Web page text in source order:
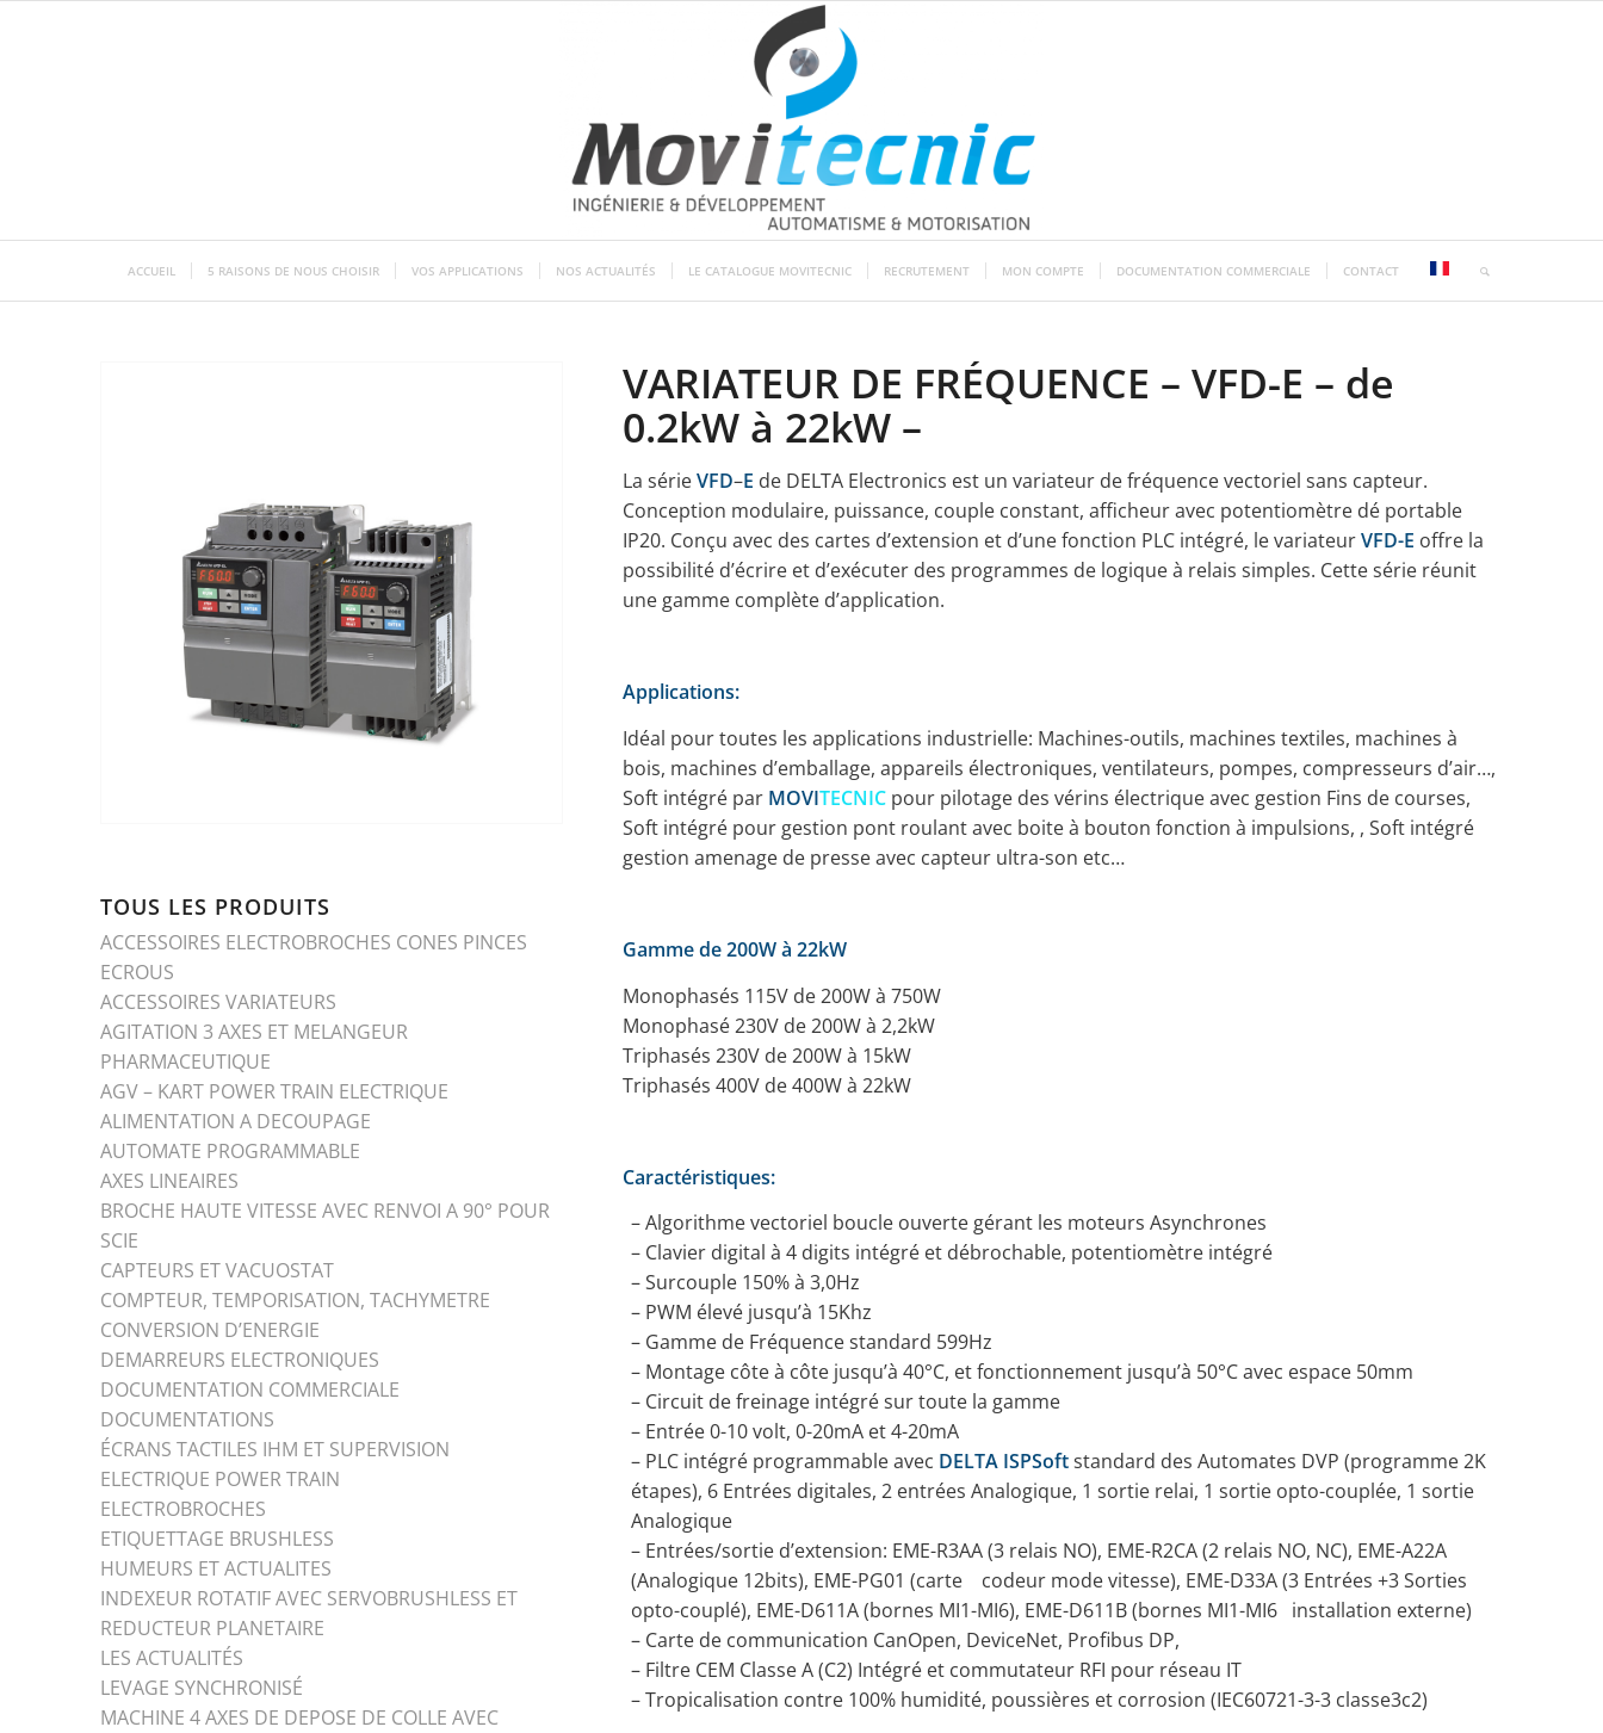
ACCUEIL 5 RAISONS DE NOUS CHOISIR VOS APPLICATIONS NOS ACTUALITÉS LE CATALOGUE MOVITECNIC RECRUTEMENT MON COMPTE DOCUMENTATION COMMERCIALE CONTACT
TOUS LES PRODUITS
ACCESSOIRES ELECTROBROCHES CONES PINCES
ECROUS
ACCESSOIRES VARIATEURS
AGITATION 3 AXES ET MELANGEUR
PHARMACEUTIQUE
AGV – KART POWER TRAIN ELECTRIQUE
ALIMENTATION A DECOUPAGE
AUTOMATE PROGRAMMABLE
AXES LINEAIRES
BROCHE HAUTE VITESSE AVEC RENVOI A 90° POUR
SCIE
CAPTEURS ET VACUOSTAT
COMPTEUR, TEMPORISATION, TACHYMETRE
CONVERSION D’ENERGIE
DEMARREURS ELECTRONIQUES
DOCUMENTATION COMMERCIALE
DOCUMENTATIONS
ÉCRANS TACTILES IHM ET SUPERVISION
ELECTRIQUE POWER TRAIN
ELECTROBROCHES
ETIQUETTAGE BRUSHLESS
HUMEURS ET ACTUALITES
INDEXEUR ROTATIF AVEC SERVOBRUSHLESS ET
REDUCTEUR PLANETAIRE
LES ACTUALITÉS
LEVAGE SYNCHRONISÉ
MACHINE 4 AXES DE DEPOSE DE COLLE AVEC
VARIATEUR DE FRÉQUENCE – VFD-E – de
0.2kW à 22kW –
La sérieVFD–E de DELTA Electronics est un variateur de fréquence vectoriel sans capteur.
Conception modulaire, puissance, couple constant, afficheur avec potentiomètre dé portable
IP20. Conçu avec des cartes d’extension et d’une fonction PLC intégré, le variateurVFD-E offre la
possibilité d’écrire et d’exécuter des programmes de logique à relais simples. Cette série réunit
une gamme complète d’application.
Applications:
Idéal pour toutes les applications industrielle: Machines-outils, machines textiles, machines à
bois, machines d’emballage, appareils électroniques, ventilateurs, pompes, compresseurs d’air…,
Soft intégré par MOVITECNICpour pilotage des vérins électrique avec gestion Fins de courses,
Soft intégré pour gestion pont roulant avec boite à bouton fonction à impulsions, , Soft intégré
gestion amenage de presse avec capteur ultra-son etc…
Gamme de 200W à 22kW
Monophasés 115V de 200W à 750W
Monophasé 230V de 200W à 2,2kW
Triphasés 230V de 200W à 15kW
Triphasés 400V de 400W à 22kW
Caractéristiques:
– Algorithme vectoriel boucle ouverte gérant les moteurs Asynchrones
– Clavier digital à 4 digits intégré et débrochable, potentiomètre intégré
– Surcouple 150% à 3,0Hz
– PWM élevé jusqu’à 15Khz
– Gamme de Fréquence standard 599Hz
– Montage côte à côte jusqu’à 40°C, et fonctionnement jusqu’à 50°C avec espace 50mm
– Circuit de freinage intégré sur toute la gamme
– Entrée 0-10 volt, 0-20mA et 4-20mA
– PLC intégré programmable avec DELTA ISPSoftstandard des Automates DVP (programme 2K
étapes), 6 Entrées digitales, 2 entrées Analogique, 1 sortie relai, 1 sortie opto-couplée, 1 sortie
Analogique
– Entrées/sortie d’extension: EME-R3AA (3 relais NO), EME-R2CA (2 relais NO, NC), EME-A22A
(Analogique 12bits), EME-PG01 (carte codeur mode vitesse), EME-D33A (3 Entrées +3 Sorties
opto-couplé), EME-D611A (bornes MI1-MI6), EME-D611B (bornes MI1-MI6 installation externe)
– Carte de communication CanOpen, DeviceNet, Profibus DP,
– Filtre CEM Classe A (C2) Intégré et commutateur RFI pour réseau IT
– Tropicalisation contre 100% humidité, poussières et corrosion (IEC60721-3-3 classe3c2)